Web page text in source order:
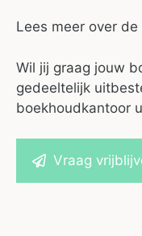
Lees meer over de
Wil jij graag jouw
gedeeltelijk
boekhoudkantoor
Vraag